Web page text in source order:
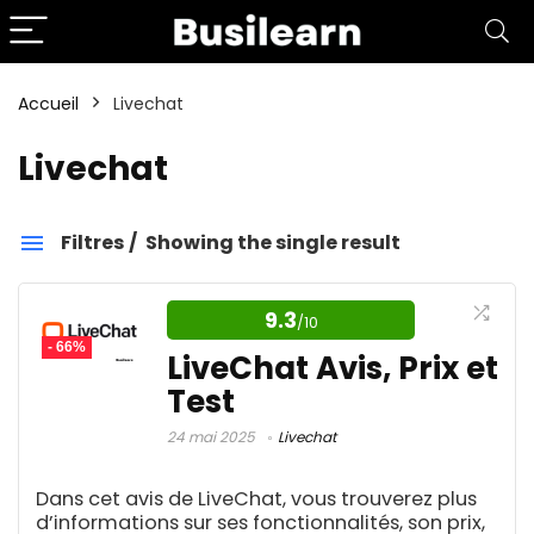
Accueil Livechat
Livechat
Filtres
Showing the single result
Livechat
Catégories
Amazon FBA 4
- 66%
9.3/10
LiveChat Avis, Prix et
Test
24 mai 2025 Livechat
Dans cet avis de LiveChat, vous trouverez plus
d’informations sur ses fonctionnalités, son prix,